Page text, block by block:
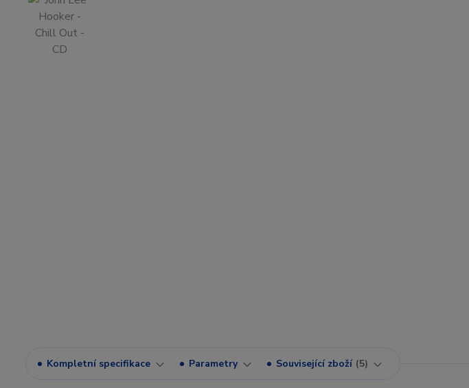
Kompletní specifikace Parametry Související zboží 5